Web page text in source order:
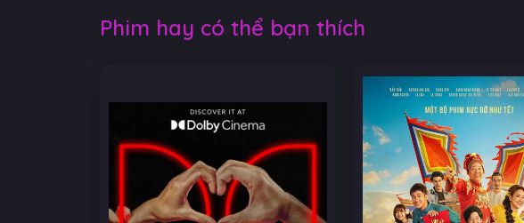
Phim hay có thể bạn thích